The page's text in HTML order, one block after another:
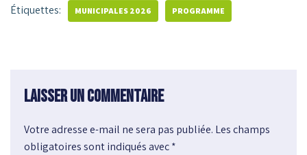
Étiquettes: MUNICIPALES 2026 PROGRAMME
Laisser un commentaire
Votre adresse e-mail ne sera pas publiée. Les champs
obligatoires sont indiqués avec*
A
l